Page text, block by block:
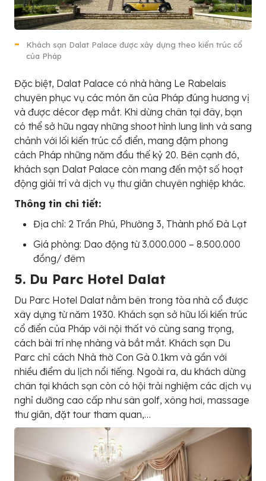
Khách sạn Dalat Palace được xây dựng theo kiến trúc cổ
của Pháp
Đặc biệt, Dalat Palace có nhà hàng Le Rabelais
chuyên phục vụ các món ăn của Pháp đúng hương vị
và được décor đẹp mắt. Khi dừng chân tại đây, bạn
có thể sở hữu ngay những shoot hình lung linh và sang
chảnh với lối kiến trúc cổ điển, mang đậm phong
cách Pháp những năm đầu thế kỷ 20. Bên cạnh đó,
khách sạn Dalat Palace còn mang đến một số hoạt
động giải trí và dịch vụ thư giãn chuyên nghiệp khác.
Thông tin chi tiết:
Địa chỉ: 2 Trần Phú, Phường 3, Thành phố Đà Lạt
Giá phòng: Dao động từ 3.000.000 – 8.500.000
đồng/ đêm
5. Du Parc Hotel Dalat
Du Parc Hotel Dalat nằm bên trong tòa nhà cổ được
xây dựng từ năm 1930. Khách sạn sở hữu lối kiến trúc
cổ điển của Pháp với nội thất vô cùng sang trọng,
cách bài trí nhẹ nhàng và bắt mắt. Khách sạn Du
Parc chỉ cách Nhà thờ Con Gà 0.1km và gần với
nhiều điểm du lịch nổi tiếng. Ngoài ra, du khách dừng
chân tại khách sạn còn có hội trải nghiệm các dịch vụ
nghỉ dưỡng cao cấp như sân golf, xông hơi, massage
thư giãn, đặt tour tham quan,…